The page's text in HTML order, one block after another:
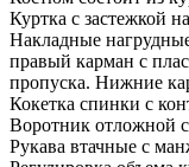
Куртка с застежкой
Накладные
правый карман с
пропуска. Нижние
Кокетка спинки с
Воротник отложной
Рукава втачные с